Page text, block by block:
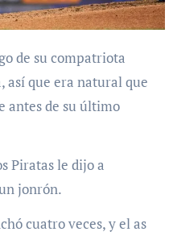
así que era natural que
antes de su último
Piratas le dijo a
jonrón.
cuatro veces, y el as